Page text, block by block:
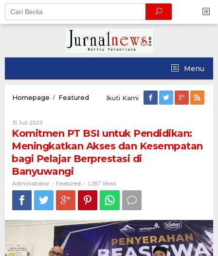
Skip
content
Menu
Homepage / Featured Komitmen
Pendidikan:
Meningkatkan
Akses
dan
Pelajar
Berprestasi
di
Banyuwangi
Ikuti Kami
31 Juli 2023Oleh
Administrator
Komitmen PT BSI untuk Pendidikan:
Meningkatkan Akses dan Kesempatan
bagi Pelajar Berprestasi di
Banyuwangi
Administrator - Featured - 1.087 Views